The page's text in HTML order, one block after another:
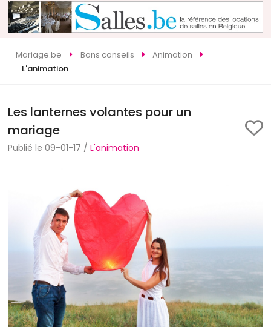
Mariage.be Bons conseils
Animation
L'animation
Les lanternes volantes pour un
mariage
Publié le 09-01-17 /L'animation